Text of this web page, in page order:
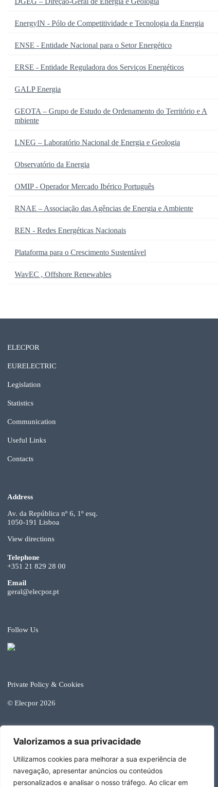
Valorizamos a sua privacidade
Utilizamos cookies para melhorar a sua experiência de
navegação, apresentar anúncios ou conteúdos
personalizados e analisar o nosso tráfego. Ao clicar em
EnergyIN - Pólo de Competitividade e Tecnologia da Energia
ENSE - Entidade Nacional para o Setor Energético
ERSE - Entidade Reguladora dos Serviços Energéticos
GALP Energia
GEOTA – Grupo de Estudo de Ordenamento do Território e A
mbiente
LNEG – Laboratório Nacional de Energia e Geologia
Observatório da Energia
OMIP - Operador Mercado Ibérico Português
RNAE – Associação das Agências de Energia e Ambiente
REN - Redes Energéticas Nacionais
Plataforma para o Crescimento Sustentável
WavEC , Offshore Renewables
ELECPOR
EURELECTRIC
Legislation
Statistics
Communication
Useful Links
Contacts
Address
Av. da República nº 6, 1º esq.
1050-191 Lisboa
View directions
Telephone
+351 21 829 28 00
Email
geral@elecpor.pt
Follow Us
Private Policy & Cookies
© Elecpor 2026
Developed by Happy Brands